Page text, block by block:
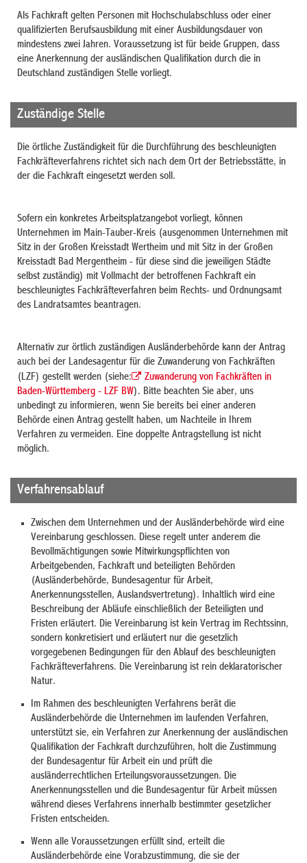
Als Fachkraft gelten Personen mit Hochschulabschluss oder einer
qualifizierten Berufsausbildung mit einer Ausbildungsdauer von
mindestens zwei Jahren. Voraussetzung ist für beide Gruppen, dass
eine Anerkennung der ausländischen Qualifikation durch die in
Deutschland zuständigen Stelle vorliegt.
Zuständige Stelle
Die örtliche Zuständigkeit für die Durchführung des beschleunigten
Fachkräfteverfahrens richtet sich nach dem Ort der Betriebsstätte, in
der die Fachkraft eingesetzt werden soll.
Sofern ein konkretes Arbeitsplatzangebot vorliegt, können
Unternehmen im Main-Tauber-Kreis (ausgenommen Unternehmen mit
Sitz in der Großen Kreisstadt Wertheim und mit Sitz in der Großen
Kreisstadt Bad Mergentheim - für diese sind die jeweiligen Städte
selbst zuständig) mit Vollmacht der betroffenen Fachkraft ein
beschleunigtes Fachkräfteverfahren beim Rechts- und Ordnungsamt
des Landratsamtes beantragen.
Alternativ zur örtlich zuständigen Ausländerbehörde kann der Antrag
auch bei der Landesagentur für die Zuwanderung von Fachkräften
(LZF) gestellt werden (siehe:
Zuwanderung von Fachkräften in
Baden-Württemberg - LZF BW). Bitte beachten Sie aber, uns
unbedingt zu informieren, wenn Sie bereits bei einer anderen
Behörde einen Antrag gestellt haben, um Nachteile in Ihrem
Verfahren zu vermeiden. Eine doppelte Antragstellung ist nicht
möglich.
Verfahrensablauf
Zwischen dem Unternehmen und der Ausländerbehörde wird eine
Vereinbarung geschlossen. Diese regelt unter anderem die
Bevollmächtigungen sowie Mitwirkungspflichten von
Arbeitgebenden, Fachkraft und beteiligten Behörden
(Ausländerbehörde, Bundesagentur für Arbeit,
Anerkennungsstellen, Auslandsvertretung). Inhaltlich wird eine
Beschreibung der Abläufe einschließlich der Beteiligten und
Fristen erläutert. Die Vereinbarung ist kein Vertrag im Rechtssinn,
sondern konkretisiert und erläutert nur die gesetzlich
vorgegebenen Bedingungen für den Ablauf des beschleunigten
Fachkräfteverfahrens. Die Vereinbarung ist rein deklaratorischer
Natur.
Im Rahmen des beschleunigten Verfahrens berät die
Ausländerbehörde die Unternehmen im laufenden Verfahren,
unterstützt sie, ein Verfahren zur Anerkennung der ausländischen
Qualifikation der Fachkraft durchzuführen, holt die Zustimmung
der Bundesagentur für Arbeit ein und prüft die
ausländerrechtlichen Erteilungsvoraussetzungen. Die
Anerkennungsstellen und die Bundesagentur für Arbeit müssen
während dieses Verfahrens innerhalb bestimmter gesetzlicher
Fristen entscheiden.
Wenn alle Voraussetzungen erfüllt sind, erteilt die
Ausländerbehörde eine Vorabzustimmung, die sie der